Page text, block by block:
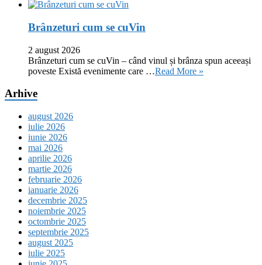
Brânzeturi cum se cuVin
2 august 2026
Brânzeturi cum se cuVin – când vinul și brânza spun aceeași
poveste Există evenimente care …Read More »
Arhive
august 2026
iulie 2026
iunie 2026
mai 2026
aprilie 2026
martie 2026
februarie 2026
ianuarie 2026
decembrie 2025
noiembrie 2025
octombrie 2025
septembrie 2025
august 2025
iulie 2025